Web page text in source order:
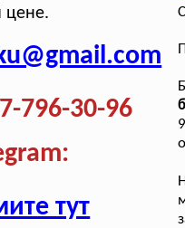
цене.
796-30-96
тут